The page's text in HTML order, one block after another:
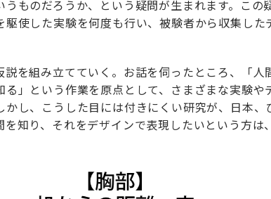
うものだろうか、という疑問が生まれます。こ
使した実験を何度も行い、被験者から収集した
を組み立てていく。お話を伺ったところ、「人
」という作業を原点として、さまざまな実験
し、こうした目には付きにくい研究が、日本
知り、それをデザインで表現したいという方は